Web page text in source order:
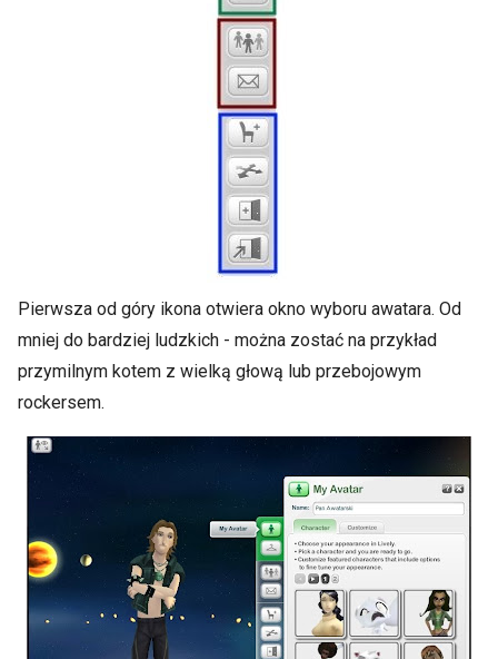
Pierwsza od góry ikona otwiera okno wyboru awatara. Od
mniej do bardziej ludzkich - można zostać na przykład
przymilnym kotem z wielką głową lub przebojowym
rockersem.